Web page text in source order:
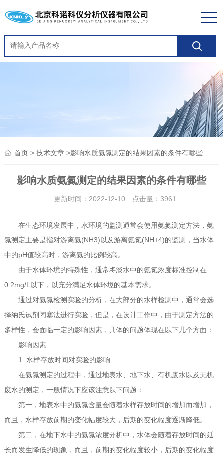
首页> 技术文章>影响水质氨氮测定的结果因素的条件有哪些
影响水质氨氮测定的结果因素的条件有哪些
更新时间：2022-12-10 点击量： 3961
在生态环境发展中，水环境的监测通常会使用氨氮测定方法，氨
氮测定主要是指对游离氨(NH3)以及游离氨氮(NH+4)的监测，当水体
中的pH值较高时，游离氨的比例较高。
由于水体环境的特殊性，通常将淡水中的氨氮浓度标准控制在
0.2mg/L以下，以充分满足水体环境的基本需求。
通过对氨氮检测实验的分析，在大部分的水样检测中，通常会选
择纳氏试剂闭塞法进行实验，但是，在设计工作中，由于测定方法的
多样性，会面临一定的影响因素，具体的问题体现在以下几个方面：
影响因素
1. 水样存放时间对实验的影响
在氨氮测定的过程中，通过地表水、地下水、有机废水以及无机
废水的测定，一般情况下应该注意以下问题：
第一，地表水中的氨氮含量会随着水样存放时间的增加而增加，
而且，水样存放前期的变化幅度较大，后期的变化幅度逐渐降低。
第二，在地下水中的氨氮浓度分析中，水体会随着存放时间的延
长而发生降低的现象，而且，前期的变化幅度较小，后期的变化幅度